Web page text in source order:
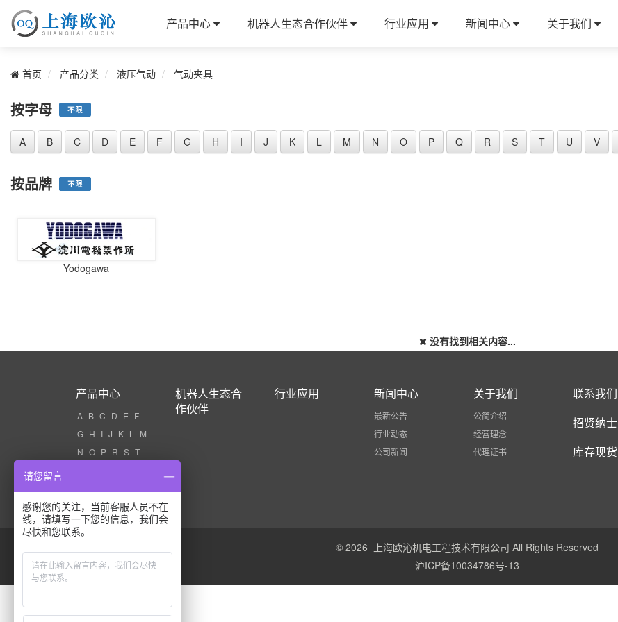
产品中心 机器人生态合作伙伴 行业应用 新闻中心 关于我们
首页 产品分类 液压气动 气动夹具
按字母 不限
A B C D E F G H I J K L M N O P Q R S T U V
按品牌 不限
Yodogawa
没有找到相关内容...
产品中心
A B C D E F
G H I J K L
M
N O P R S T
机器人生态合
作伙伴
行业应用 新闻中心
最新公告
行业动态
公司新闻
关于我们
公简介绍
经营理念
代理证书
联系我们
招贤纳士
库存现货
© 2026 上海欧沁机电工程技术有限公司 All Rights Reserved
沪ICP备10034786号-13
请您留言
感谢您的关注，当前客服人员不在
线，请填写一下您的信息，我们会
尽快和您联系。